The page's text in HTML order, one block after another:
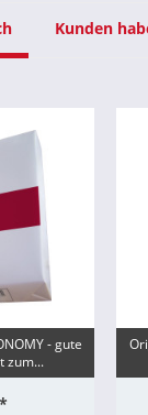
Kunden
- gute
zum...